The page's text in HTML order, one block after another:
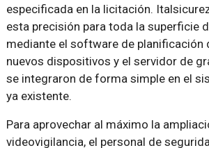
especificada en la licitación.
esta precisión para toda la superficie
mediante el software de planificación
nuevos dispositivos y el servidor de
se integraron de forma simple en el
ya existente.
Para aprovechar al máximo la
videovigilancia, el personal de